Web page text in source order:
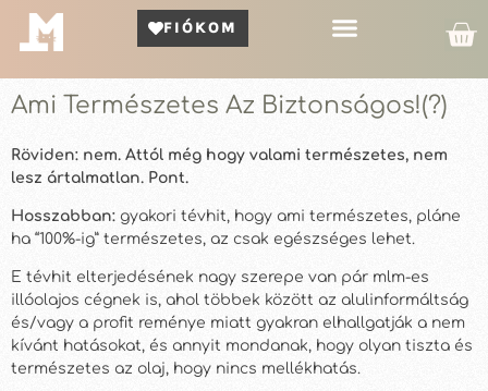
FIÓKOM
Ami Természetes Az Biztonságos!(?)
Röviden: nem. Attól még hogy valami természetes, nem
lesz ártalmatlan. Pont.
Hosszabban: gyakori tévhit, hogy ami természetes, pláne
ha “100%-ig” természetes, az csak egészséges lehet.
E tévhit elterjedésének nagy szerepe van pár mlm-es
illóolajos cégnek is, ahol többek között az alulinformáltság
és/vagy a profit reménye miatt gyakran elhallgatják a nem
kívánt hatásokat, és annyit mondanak, hogy olyan tiszta és
természetes az olaj, hogy nincs mellékhatás.